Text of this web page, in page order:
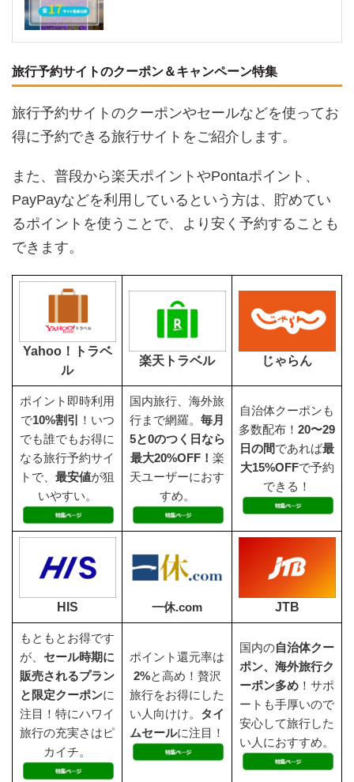
旅行予約サイトのクーポン＆キャンペーン特集
旅行予約サイトのクーポンやセールなどを使ってお
得に予約できる旅行サイトをご紹介します。
また、普段から楽天ポイントやPontaポイント、
PayPayなどを利用しているという方は、貯めてい
るポイントを使うことで、より安く予約することも
できます。
Yahoo！トラベ
ル
楽天トラベル じゃらん
ポイント即時利用
で10%割引
！いつ
でも誰でもお得に
なる旅行予約サイ
トで、 最安値が狙
いやすい。
国内旅行、海外旅
行まで網羅。 毎月
5と0のつく日なら
最大20%OFF！ 楽
天ユーザーにおす
すめ。
自治体クーポンも
多数配布！ 20〜29
日の間であれば最
大15%OFFで予約
できる！
HIS 一休.com JTB
もともとお得です
が、 セール時期に
販売されるプラン
と限定クーポンに
注目！特にハワイ
旅行の充実さはピ
カイチ。
ポイント還元率は
2%と高め！贅沢
旅行をお得にした
い人向けけ。 タイ
ムセールに注目！
国内の自治体クー
ポン、海外旅行ク
ーポン多め ！サポ
ートも手厚いので
安心して旅行した
い人におすすめ。